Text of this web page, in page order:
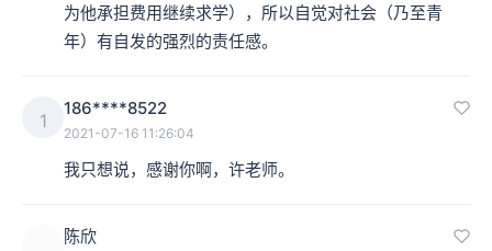
为他承担费用继续求学），所以自觉对社会（乃至青
年）有自发的强烈的责任感。
1
186****8522
2021-07-16 11:26:04
我只想说，感谢你啊，许老师。
陈欣